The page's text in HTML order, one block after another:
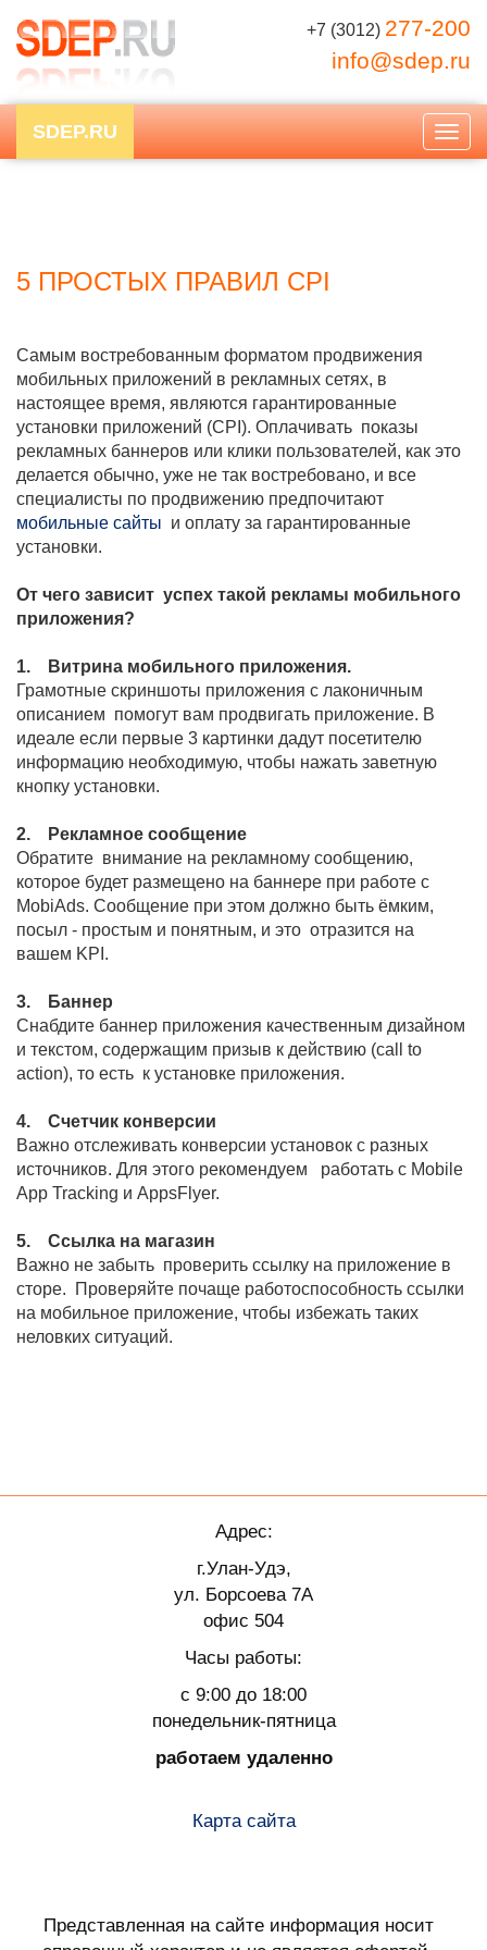
+7 (3012) 277-200
info@sdep.ru
SDEP.RU
5 ПРОСТЫХ ПРАВИЛ CPI
Самым востребованным форматом продвижения
мобильных приложений в рекламных сетях, в
настоящее время, являются гарантированные
установки приложений (CPI). Оплачивать показы
рекламных баннеров или клики пользователей, как это
делается обычно, уже не так востребовано, и все
специалисты по продвижению предпочитают
мобильные сайты и оплату за гарантированные
установки.
От чего зависит успех такой рекламы мобильного
приложения?
1. Витрина мобильного приложения.
Грамотные скриншоты приложения с лаконичным
описанием помогут вам продвигать приложение. В
идеале если первые 3 картинки дадут посетителю
информацию необходимую, чтобы нажать заветную
кнопку установки.
2. Рекламное сообщение
Обратите внимание на рекламному сообщению,
которое будет размещено на баннере при работе с
MobiAds. Сообщение при этом должно быть ёмким,
посыл - простым и понятным, и это отразится на
вашем KPI.
3. Баннер
Снабдите баннер приложения качественным дизайном
и текстом, содержащим призыв к действию (call to
action), то есть к установке приложения.
4. Счетчик конверсии
Важно отслеживать конверсии установок с разных
источников. Для этого рекомендуем работать с Mobile
App Tracking и AppsFlyer.
5. Ссылка на магазин
Важно не забыть проверить ссылку на приложение в
сторе. Проверяйте почаще работоспособность ссылки
на мобильное приложение, чтобы избежать таких
неловких ситуаций.
Адрес:
г.Улан-Удэ,
ул. Борсоева 7А
офис 504
Часы работы:
с 9:00 до 18:00
понедельник-пятница
работаем удаленно
Карта сайта
Представленная на сайте информация носит